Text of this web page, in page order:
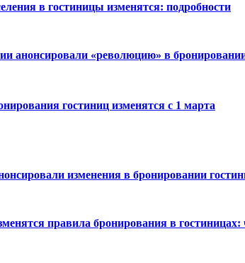
в гостиницы изменятся: подробности
анонсировали «революцию» в
гостиниц изменятся с 1 марта
изменения в бронировании
правила бронирования в гостиницах: